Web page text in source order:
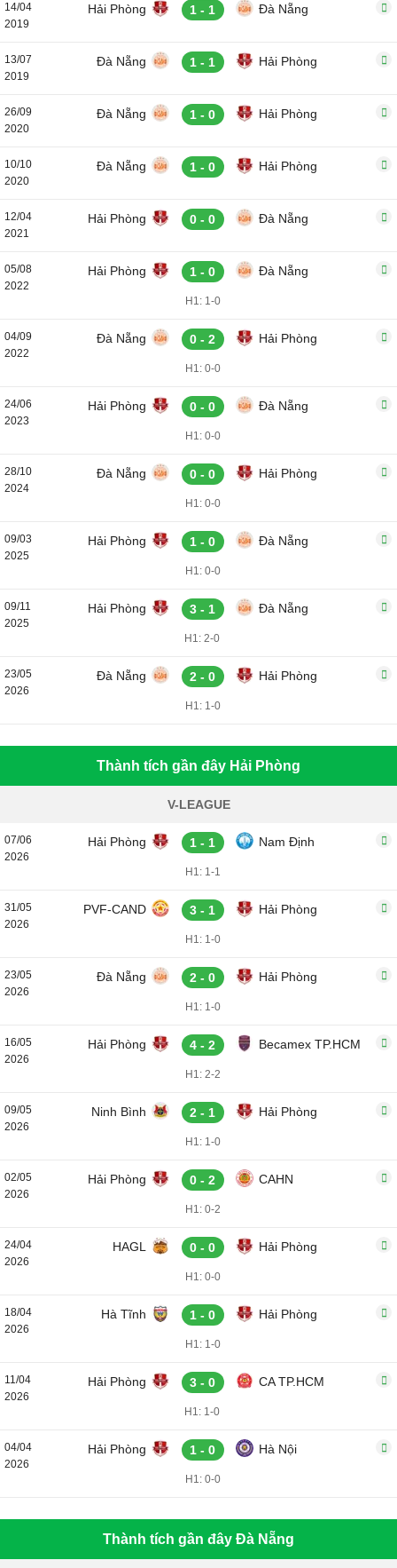
14/04
2019
Hải Phòng 1 - 1 Đà Nẵng
13/07
2019
Đà Nẵng 1 - 1 Hải Phòng
26/09
2020
Đà Nẵng 1 - 0 Hải Phòng
10/10
2020
Đà Nẵng 1 - 0 Hải Phòng
12/04
2021
Hải Phòng 0 - 0 Đà Nẵng
05/08
2022
Hải Phòng 1 - 0 Đà Nẵng
H1: 1-0
04/09
2022
Đà Nẵng 0 - 2 Hải Phòng
H1: 0-0
24/06
2023
Hải Phòng 0 - 0 Đà Nẵng
H1: 0-0
28/10
2024
Đà Nẵng 0 - 0 Hải Phòng
H1: 0-0
09/03
2025
Hải Phòng 1 - 0 Đà Nẵng
H1: 0-0
09/11
2025
Hải Phòng 3 - 1 Đà Nẵng
H1: 2-0
23/05
2026
Đà Nẵng 2 - 0 Hải Phòng
H1: 1-0
Thành tích gần đây Hải Phòng
V-LEAGUE
07/06
2026
Hải Phòng 1 - 1 Nam Định
H1: 1-1
31/05
2026
PVF-CAND 3 - 1 Hải Phòng
H1: 1-0
23/05
2026
Đà Nẵng 2 - 0 Hải Phòng
H1: 1-0
16/05
2026
Hải Phòng 4 - 2 Becamex TP.HCM
H1: 2-2
09/05
2026
Ninh Bình 2 - 1 Hải Phòng
H1: 1-0
02/05
2026
Hải Phòng 0 - 2 CAHN
H1: 0-2
24/04
2026
HAGL 0 - 0 Hải Phòng
H1: 0-0
18/04
2026
Hà Tĩnh 1 - 0 Hải Phòng
H1: 1-0
11/04
2026
Hải Phòng 3 - 0 CA TP.HCM
H1: 1-0
04/04
2026
Hải Phòng 1 - 0 Hà Nội
H1: 0-0
Thành tích gần đây Đà Nẵng